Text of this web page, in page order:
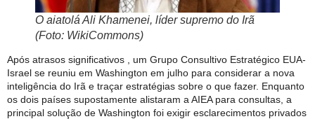
O aiatolá Ali Khamenei, líder supremo do Irã
(Foto: WikiCommons)
Após atrasos significativos , um Grupo Consultivo Estratégico EUA-
Israel se reuniu em Washington em julho para considerar a nova
inteligência do Irã e traçar estratégias sobre o que fazer. Enquanto
os dois países supostamente alistaram a AIEA para consultas, a
principal solução de Washington foi exigir esclarecimentos privados